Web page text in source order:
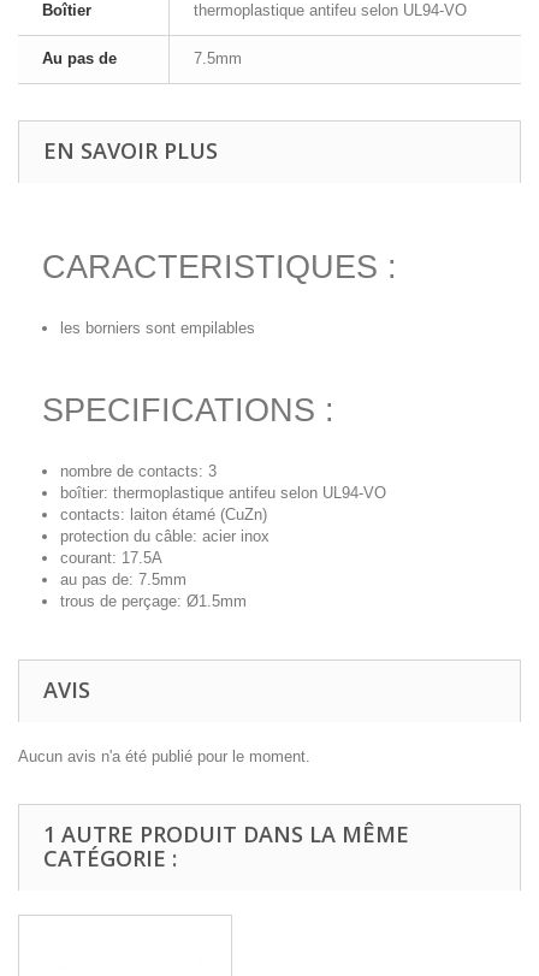
Boîtier thermoplastique antifeu selon UL94-VO
Au pas de 7.5mm
EN SAVOIR PLUS
CARACTERISTIQUES :
les borniers sont empilables
SPECIFICATIONS :
nombre de contacts: 3
boîtier: thermoplastique antifeu selon UL94-VO
contacts: laiton étamé (CuZn)
protection du câble: acier inox
courant: 17.5A
au pas de: 7.5mm
trous de perçage: Ø1.5mm
AVIS
Aucun avis n'a été publié pour le moment.
1 AUTRE PRODUIT DANS LA MÊME
CATÉGORIE :